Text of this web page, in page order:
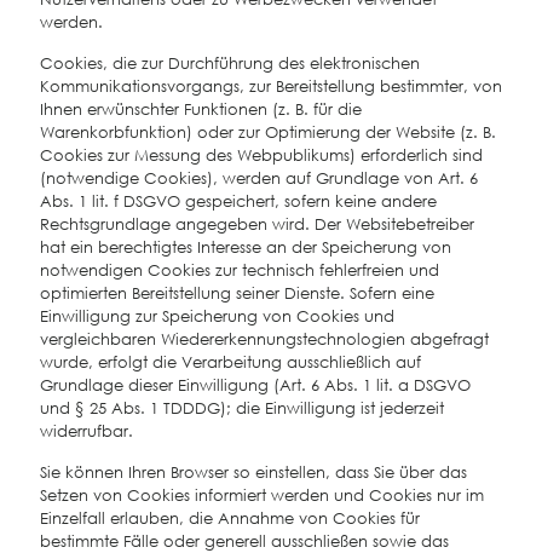
werden.
Cookies, die zur Durchführung des elektronischen
Kommunikationsvorgangs, zur Bereitstellung bestimmter, von
Ihnen erwünschter Funktionen (z. B. für die
Warenkorbfunktion) oder zur Optimierung der Website (z. B.
Cookies zur Messung des Webpublikums) erforderlich sind
(notwendige Cookies), werden auf Grundlage von Art. 6
Abs. 1 lit. f DSGVO gespeichert, sofern keine andere
Rechtsgrundlage angegeben wird. Der Websitebetreiber
hat ein berechtigtes Interesse an der Speicherung von
notwendigen Cookies zur technisch fehlerfreien und
optimierten Bereitstellung seiner Dienste. Sofern eine
Einwilligung zur Speicherung von Cookies und
vergleichbaren Wiedererkennungstechnologien abgefragt
wurde, erfolgt die Verarbeitung ausschließlich auf
Grundlage dieser Einwilligung (Art. 6 Abs. 1 lit. a DSGVO
und § 25 Abs. 1 TDDDG); die Einwilligung ist jederzeit
widerrufbar.
Sie können Ihren Browser so einstellen, dass Sie über das
Setzen von Cookies informiert werden und Cookies nur im
Einzelfall erlauben, die Annahme von Cookies für
bestimmte Fälle oder generell ausschließen sowie das